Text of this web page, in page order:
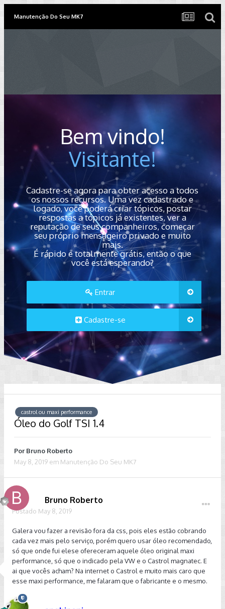
Manutenção Do Seu MK7
Bem vindo!
Visitante!
Cadastre-se agora para obter acesso a todos
os nossos recursos. Uma vez cadastrado e
logado, você poderá criar tópicos, postar
respostas a tópicos já existentes, ver a
reputação de seus companheiros, começar
seu próprio mensageiro privado e muito
mais.
É rápido e totalmente grátis, então o que
você está esperando?
Entrar
Cadastre-se
castrol ou maxi performance
Óleo do Golf TSI 1.4
Por Bruno Roberto
May 8, 2019 em Manutenção Do Seu MK7
Bruno Roberto
Postado May 8, 2019
Galera vou fazer a revisão fora da css, pois eles estão cobrando
cada vez mais pelo serviço, porém quero usar óleo recomendado,
só que onde fui elese ofereceram aquele óleo original maxi
performance, só que o indicado pela VW e o Castrol magnatec. E
ai que vocês acham? Na internet o Castrol e muito mais caro que
esse maxi performance, me falaram que o fabricante e o mesmo.